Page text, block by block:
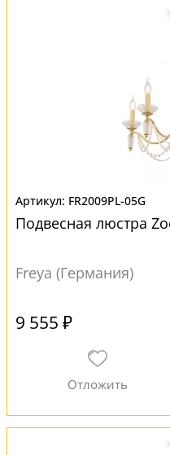
FR2009PL-05G
Подвесная люстра
Freya (Германия)
9 555 ₽